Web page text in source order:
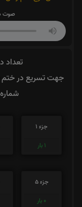
صوت
تعداد
جهت تسریع در ختم
شماره
جزء 1
1 بار
جزء 5
0 بار